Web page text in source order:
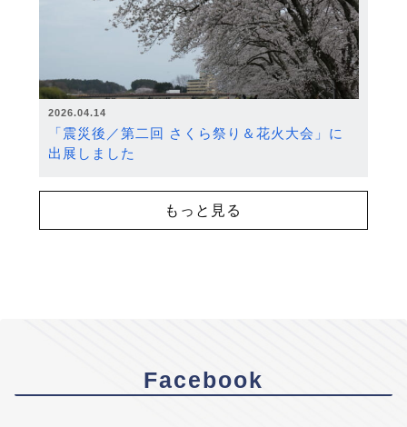
2026.04.14
「震災後／第二回 さくら祭り＆花火大会」に
出展しました
もっと見る
Facebook